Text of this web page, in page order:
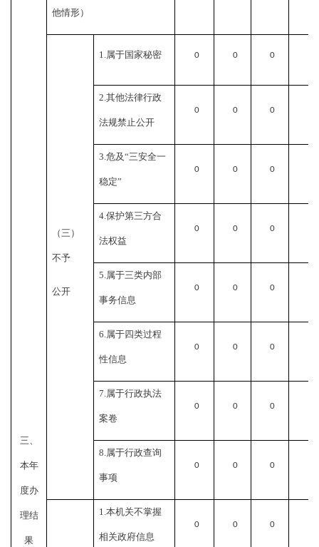
三、
本年
度办
理结
果
他情形）
（三）
不予
公开
1. 属于国家秘密 0 0 0
2.其他法律行政
法规禁止公开
0 0 0
3.危及“三安全一
稳定”
0 0 0
4.保护第三方合
法权益
0 0 0
5. 属于三类内部
事务信息
0 0 0
6. 属于四类过程
性信息
0 0 0
7. 属于行政执法
案卷
0 0 0
8. 属于行政查询
事项
0 0 0
1.本机关不掌握
相关政府信息
0 0 0